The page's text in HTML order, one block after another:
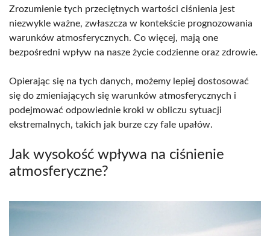
Zrozumienie tych przeciętnych wartości ciśnienia jest
niezwykle ważne, zwłaszcza w kontekście prognozowania
warunków atmosferycznych. Co więcej, mają one
bezpośredni wpływ na nasze życie codzienne oraz zdrowie.
Opierając się na tych danych, możemy lepiej dostosować
się do zmieniających się warunków atmosferycznych i
podejmować odpowiednie kroki w obliczu sytuacji
ekstremalnych, takich jak burze czy fale upałów.
Jak wysokość wpływa na ciśnienie
atmosferyczne?